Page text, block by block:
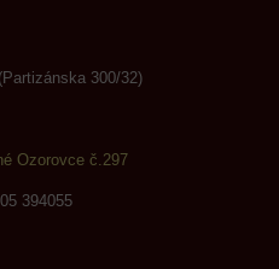
(Partizánska 300/32)
Ozorovce č.297
394055